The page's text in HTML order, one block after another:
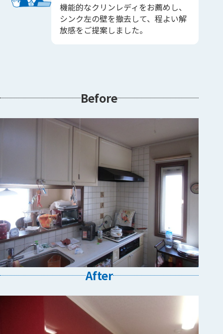
機能的なクリンレディをお薦めし、
シンク左の壁を撤去して、程よい解
放感をご提案しました。
Before
After